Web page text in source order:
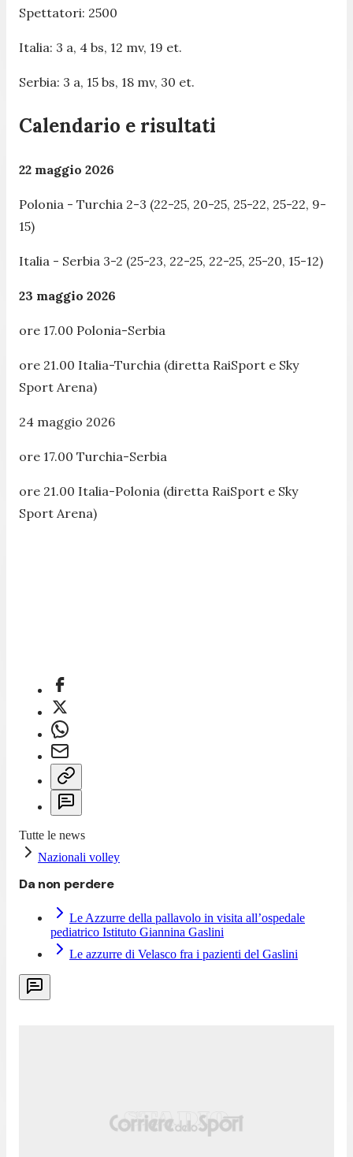
Spettatori: 2500
Italia: 3 a, 4 bs, 12 mv, 19 et.
Serbia: 3 a, 15 bs, 18 mv, 30 et.
Calendario e risultati
22 maggio 2026
Polonia - Turchia 2-3 (22-25, 20-25, 25-22, 25-22, 9-
15)
Italia - Serbia 3-2 (25-23, 22-25, 22-25, 25-20, 15-12)
23 maggio 2026
ore 17.00 Polonia-Serbia
ore 21.00 Italia-Turchia (diretta RaiSport e Sky
Sport Arena)
24 maggio 2026
ore 17.00 Turchia-Serbia
ore 21.00 Italia-Polonia (diretta RaiSport e Sky
Sport Arena)
Tutte le news
Nazionali volley
Da non perdere
Le Azzurre della pallavolo in visita all’ospedale
pediatrico Istituto Giannina Gaslini
Le azzurre di Velasco fra i pazienti del Gaslini